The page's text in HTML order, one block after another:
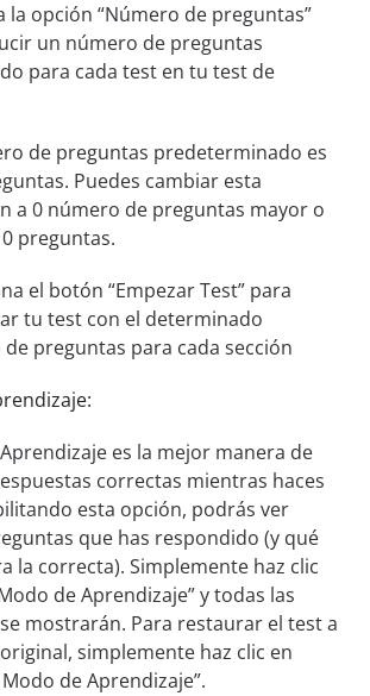
la opción “Número de preguntas”
un número de preguntas
para cada test en tu test de
de preguntas predeterminado es
Puedes cambiar esta
a 0 número de preguntas mayor o
preguntas.
el botón “Empezar Test” para
tu test con el determinado
preguntas para cada sección
es la mejor manera de
correctas mientras haces
esta opción, podrás ver
que has respondido (y qué
la correcta). Simplemente haz clic
de Aprendizaje” y todas las
mostrarán. Para restaurar el test a
simplemente haz clic en
de Aprendizaje”.